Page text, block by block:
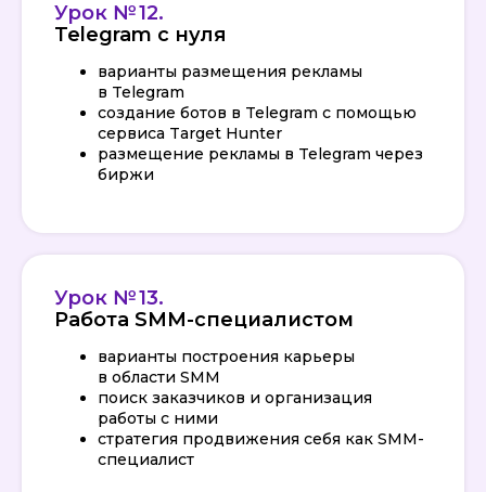
Урок № 12.
Telegram с нуля
варианты размещения рекламы
в Telegram
создание ботов в Telegram с помощью
сервиса Target Hunter
размещение рекламы в Telegram через
биржи
Урок № 13.
Работа SMM-специалистом
варианты построения карьеры
в области SMM
поиск заказчиков и организация
работы с ними
стратегия продвижения себя как SMM-
специалист